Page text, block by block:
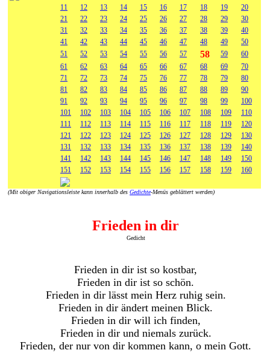
11
12 13 14 15 16 17 18 19
20
21
22 23 24 25 26 27 28 29
30
31
32 33 34 35 36 37 38 39
40
41
42 43 44 45 46 47 48 49
50
51
52 53 54 55 56 57 58 59
60
61
62 63 64 65 66 67 68 69
70
71
72 73 74 75 76 77 78 79
80
81
82 83 84 85 86 87 88 89
90
91
92 93 94 95 96 97 98 99
100
101
102 103 104 105 106 107 108 109
110
111
112 113 114 115 116 117 118 119
120
121
122 123 124 125 126 127 128 129
130
131
132 133 134 135 136 137 138 139
140
141
142 143 144 145 146 147 148 149
150
151
152 153 154 155 156 157 158 159 160
(Mit obiger Navigationsleiste kann innerhalb des Gedichte-Menüs geblättert werden)
Frieden in dir
Gedicht
Frieden in dir ist so kostbar,
Frieden in dir ist so schön.
Frieden in dir lässt mein Herz ruhig sein.
Frieden in dir ändert meinen Blick.
Frieden in dir will ich finden,
Frieden in dir und niemals zurück.
Frieden, der nur von dir kommen kann, o mein Gott.